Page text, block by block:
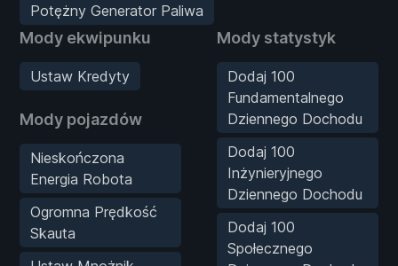
Potężny Generator Paliwa
Mody ekwipunku
Ustaw Kredyty
Mody pojazdów
Nieskończona
Energia Robota
Ogromna Prędkość
Skauta
Mody statystyk
Dodaj 100
Fundamentalnego
Dziennego Dochodu
Dodaj 100
Inżynieryjnego
Dziennego Dochodu
Dodaj 100
Społecznego